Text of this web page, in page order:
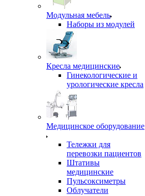
Модульная мебель
Наборы из модулей
Кресла медицинские
Гинекологические и
урологические кресла
Медицинское оборудование
Тележки для
перевозки пациентов
Штативы
медицинские
Пульсоксиметры
Облучатели